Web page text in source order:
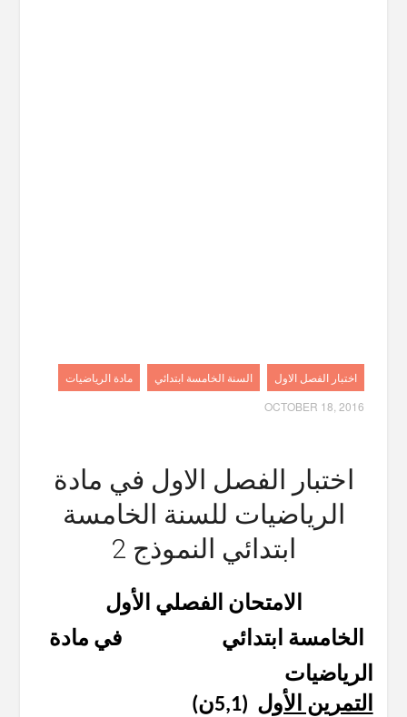
اختبار الفصل الاول السنة الخامسة ابتدائي
مادة الرياضيات
OCTOBER 18, 2016
اختبار الفصل الاول في مادة
الرياضيات للسنة الخامسة
ابتدائي النموذج 2
الامتحان الفصلي الأول
الخامسة ابتدائي في مادة
الرياضيات
التمرين الأول
(5,1ن)